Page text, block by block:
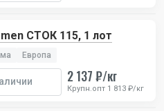
СТОК 115, 1 лот
Европа
2 137 ₽/кг
Крупн.опт 1 813 ₽/кг